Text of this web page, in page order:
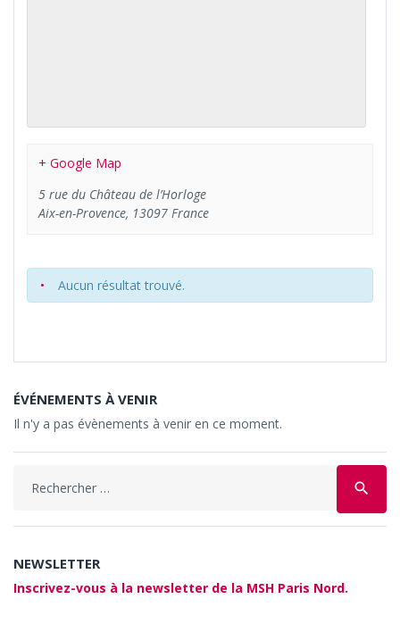
+ Google Map
5 rue du Château de l’Horloge
Aix-en-Provence, 13097 France
Aucun résultat trouvé.
ÉVÉNEMENTS À VENIR
Il n'y a pas évènements à venir en ce moment.
search
NEWSLETTER
Inscrivez-vous à la newsletter de la MSH Paris Nord.